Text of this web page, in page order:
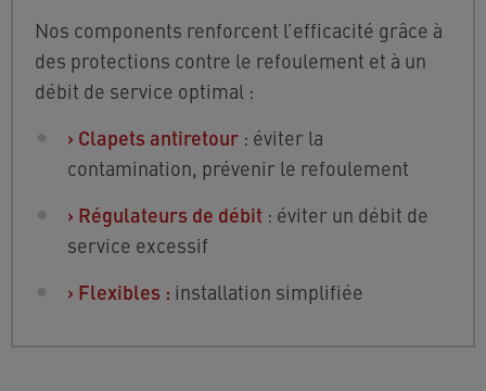
Nos components renforcent l’efficacité grâce à
des protections contre le refoulement et à un
débit de service optimal :
› Clapets antiretour : éviter la
contamination, prévenir le refoulement
› Régulateurs de débit : éviter un débit de
service excessif
› Flexibles : installation simplifiée